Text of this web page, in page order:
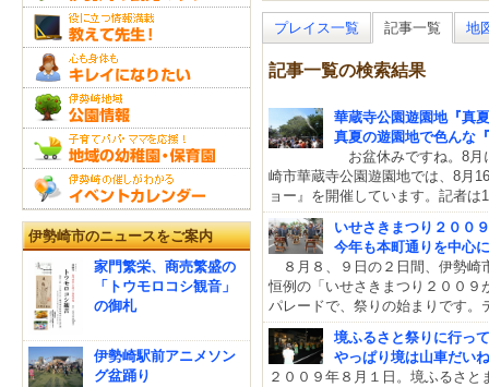
プレイス一覧 記事一覧 地
記事一覧の検索結果
華蔵寺公園遊園地『真
真夏の遊園地で色んな
お盆休みですね。8月
崎市華蔵寺公園遊園地では、8月
ョー』を開催しています。記者は
いせさきまつり２００
今年も本町通りを中
８月８、９日の２日間、伊勢崎
恒例の「いせさきまつり２００
パレードで、祭りの始まりです。
境ふるさと祭りに行っ
やっぱり境は山車だいね
２００９年８月１日。境ふるさ
伊勢崎市のニュースをご案内
家門繁栄、商売繁盛の
「トウモロコシ観音」
の御札
伊勢崎駅前アニメソン
グ盆踊り